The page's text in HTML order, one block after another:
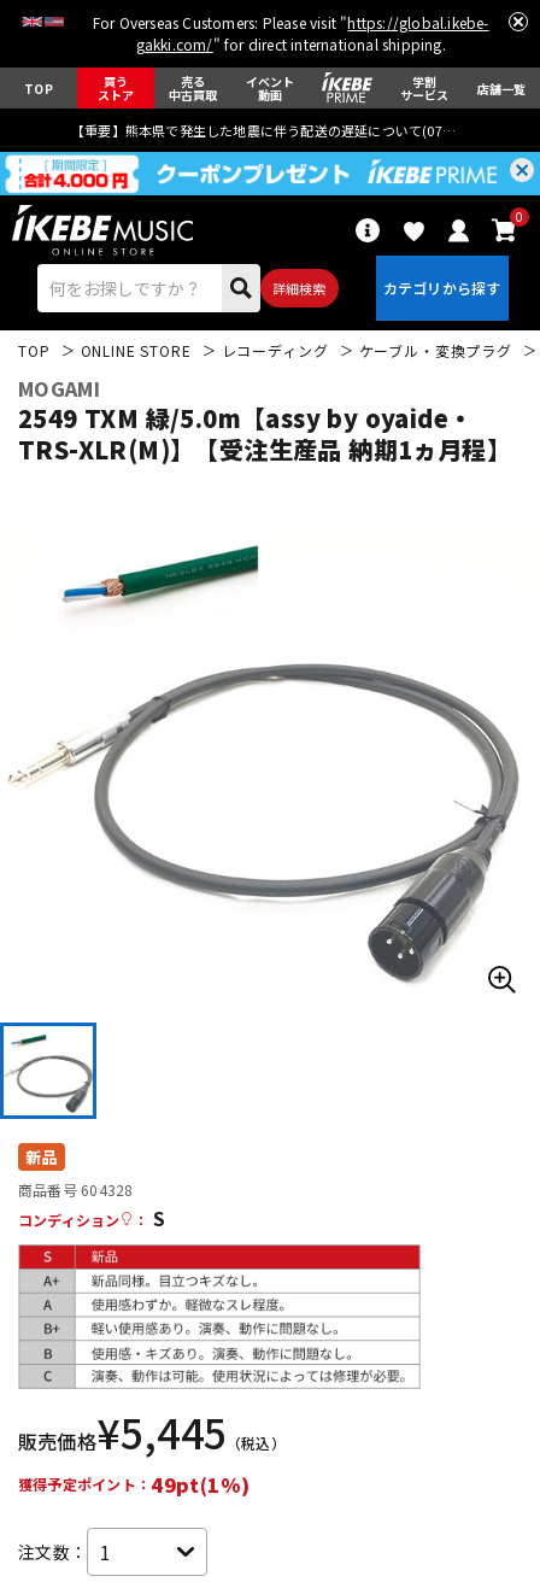
For Overseas Customers: Please visit "https://global.ikebe-
gakki.com/" for direct international shipping.
TOP 買う
ストア
売る
中古買取
イベント
動画
学割
サービス 店舗一覧
【重要】熊本県で発生した地震に伴う配送の遅延について(07月29日
詳細検索
0
ベース
パーカッション
キーボード
管楽器
エフェクター
配信/ライブ機器
中古 ヴィンテージ
TOP ONLINE STORE レコーディング ケーブル・変換プラグ
MOGAMI
2549 TXM 緑/5.0m【assy by oyaide・
TRS-XLR(M)】【受注生産品 納期1ヵ月程】
新品
商品番号 604328
コンディション
： S
販売価格¥5,445 （税込）
獲得予定ポイント： 49pt(1%)
注文数：